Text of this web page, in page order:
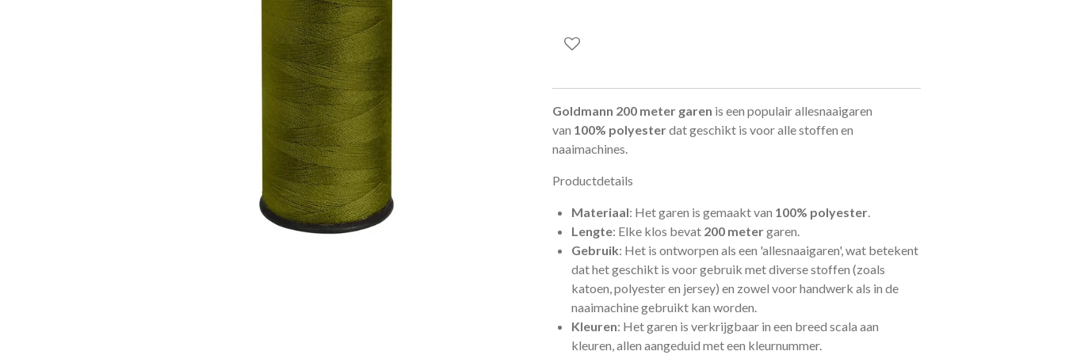
Goldmann 200 meter garen is een populair allesnaaigaren
van 100% polyesterdat geschikt is voor alle stoffen en
naaimachines.
Productdetails
Materiaal: Het garen is gemaakt van 100% polyester
Lengte: Elke klos bevat 200 metergaren.
Gebruik: Het is ontworpen als een 'allesnaaigaren', wat betekent
dat het geschikt is voor gebruik met diverse stoffen (zoals
katoen, polyester en jersey) en zowel voor handwerk als in de
naaimachine gebruikt kan worden.
Kleuren: Het garen is verkrijgbaar in een breed scala aan
kleuren, allen aangeduid met een kleurnummer.